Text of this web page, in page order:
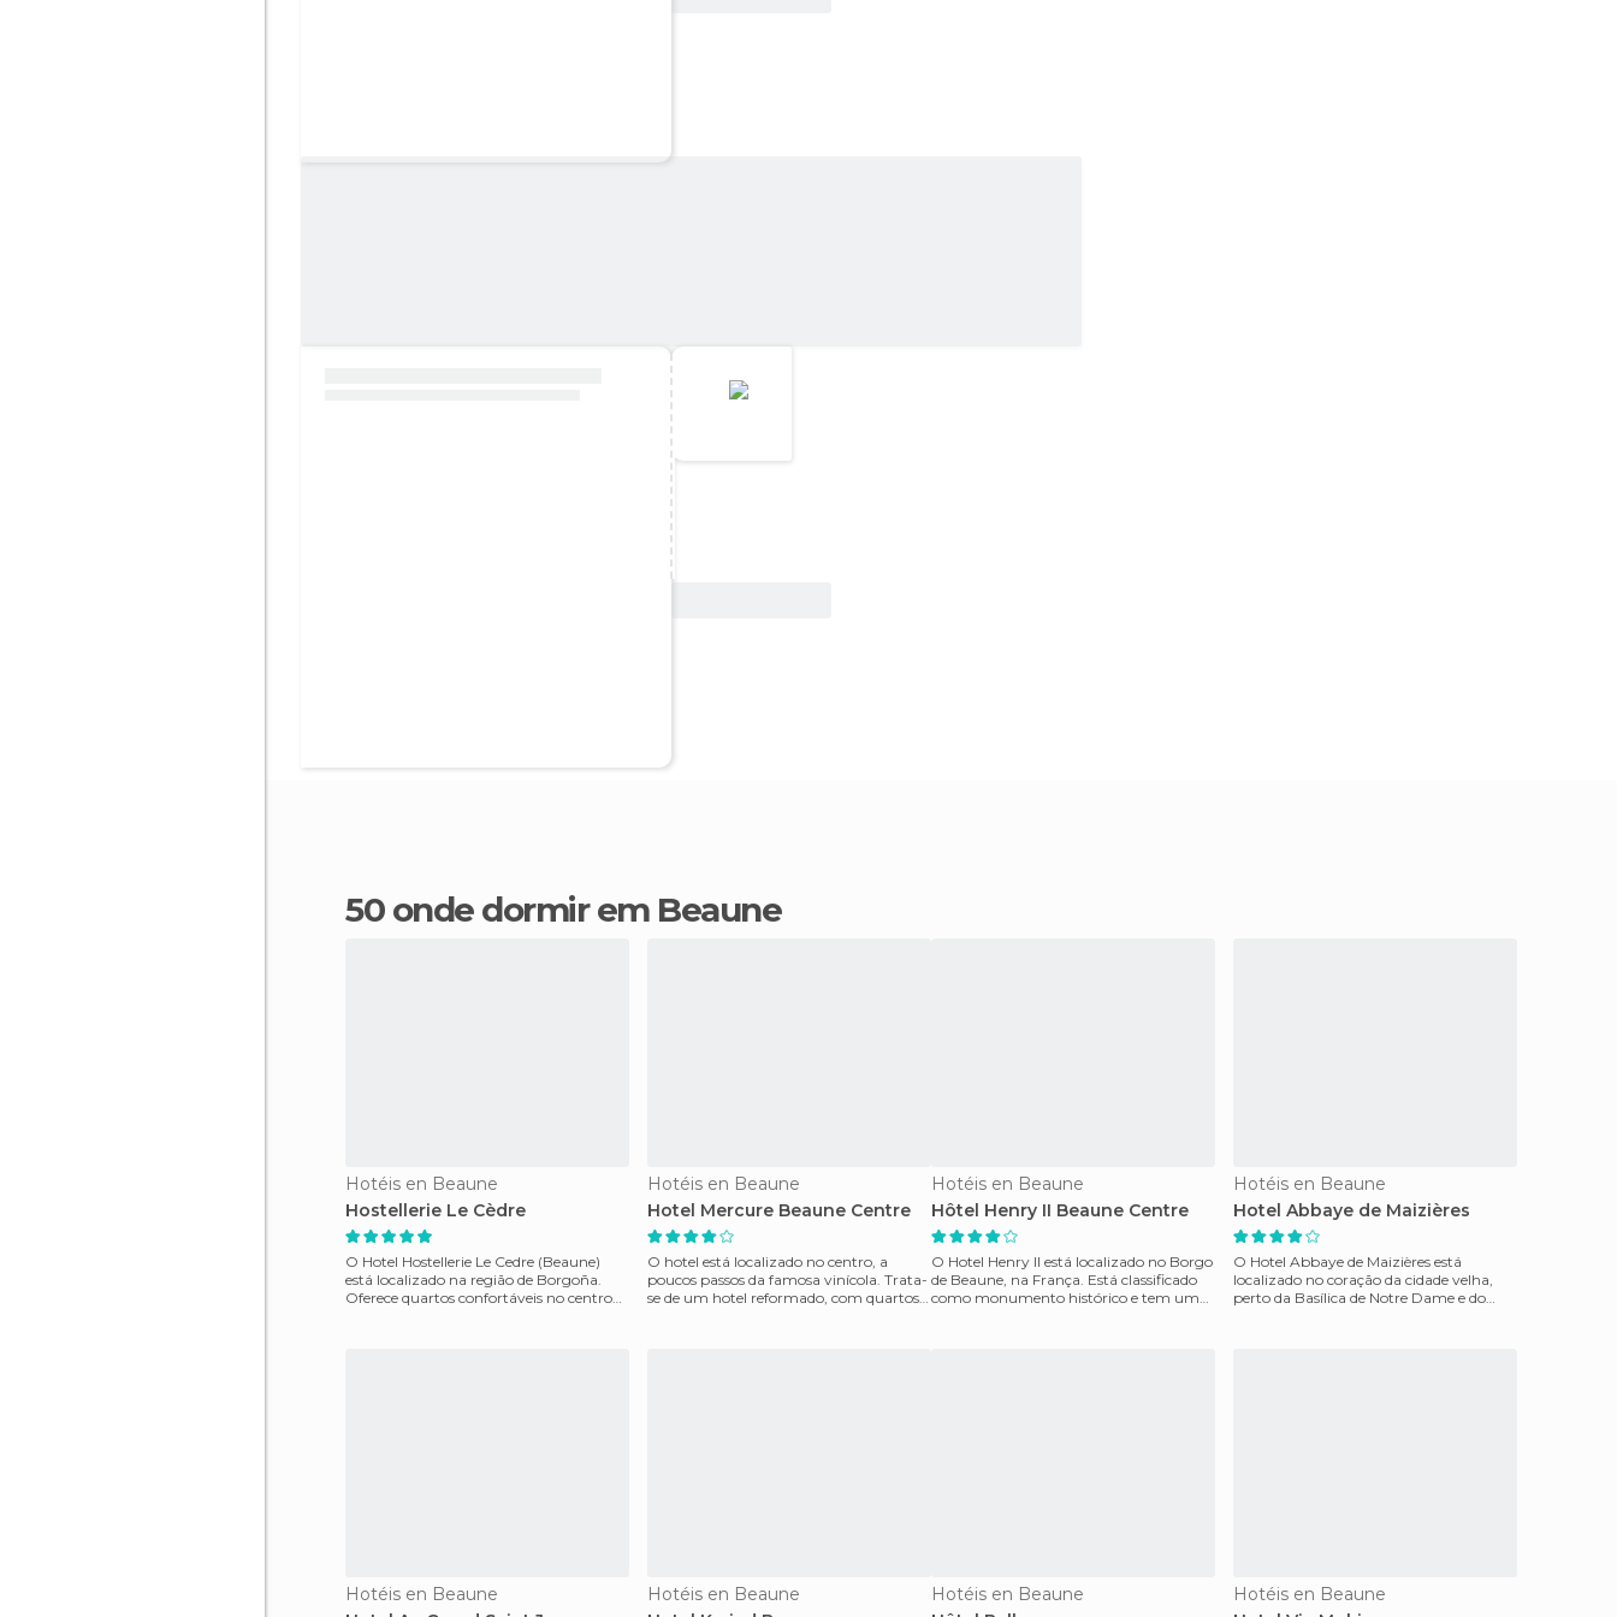
50 onde dormir em Beaune
Hotéis en Beaune
Hostellerie Le Cèdre
O Hotel Hostellerie Le Cedre (Beaune)
está localizado na região de Borgoña.
Oferece quartos confortáveis ​​no centro
Hotéis en Beaune
Hotel Mercure Beaune Centre
O hotel está localizado no centro, a
poucos passos da famosa vinícola. Trata-
se de um hotel reformado, com quartos
Hotéis en Beaune
Hôtel Henry II Beaune Centre
O Hotel Henry II está localizado no Borgo
de Beaune, na França. Está classificado
como monumento histórico e tem uma
Hotéis en Beaune
Hotel Abbaye de Maizières
O Hotel Abbaye de Maizières está
localizado no coração da cidade velha,
perto da Basílica de Notre Dame e do
Hotéis en Beaune
Hotéis en Beaune
Hotéis en Beaune
Hotéis en Beaune